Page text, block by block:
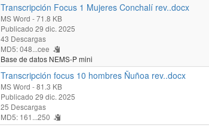
Transcripción Focus 1 Mujeres Conchalí rev..docx
MS Word - 71.8 KB
Publicado 29 dic. 2025
43 Descargas
MD5: 048...cee
Base de datos NEMS-P mini
Transcripción focus 10 hombres Ñuñoa rev..docx
MS Word - 81.3 KB
Publicado 29 dic. 2025
25 Descargas
MD5: 161...250